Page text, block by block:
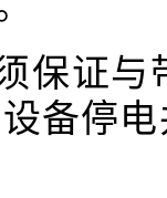
保证
备停